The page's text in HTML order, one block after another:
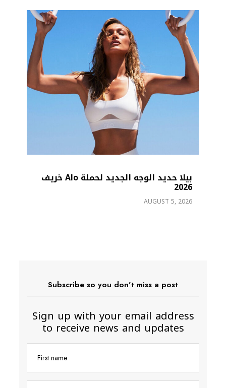
التألق
Subscribe so you don’t miss a post
Sign up with your email address
to receive news and updates
First name